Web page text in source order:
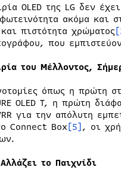
OLED της LG δεν
ακόμα και
πιστότητα χρώματος
που
του Μέλλοντος,
όπως η πρώτη
OLED T, η πρώτη
για την απόλυτη
Connect Box[5], οι
το Παιχνίδι